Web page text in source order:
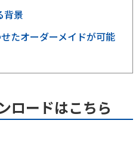
背景
たオーダーメイドが可能
ロードはこちら